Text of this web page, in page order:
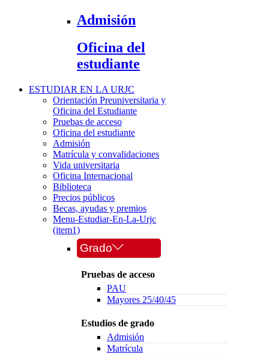
Admisión
Oficina del
estudiante
ESTUDIAR EN LA URJC
Orientación Preuniversitaria y
Oficina del Estudiante
Pruebas de acceso
Oficina del estudiante
Admisión
Matrícula y convalidaciones
Vida universitaria
Oficina Internacional
Biblioteca
Precios públicos
Becas, ayudas y premios
Menu-Estudiar-En-La-Urjc
(item1)
Grado
Pruebas de acceso
PAU
Mayores 25/40/45
Estudios de grado
Admisión
Matrícula